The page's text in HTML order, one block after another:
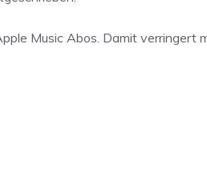
Music Abos. Damit verringert